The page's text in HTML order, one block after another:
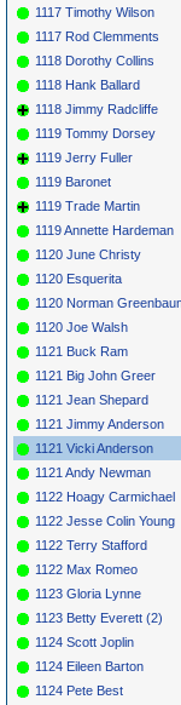
1117 Timothy Wilson
1117 Rod Clemments
1118 Dorothy Collins
1118 Hank Ballard
1118 Jimmy Radcliffe
1119 Tommy Dorsey
1119 Jerry Fuller
1119 Baronet
1119 Trade Martin
1119 Annette Hardeman
1120 June Christy
1120 Esquerita
1120 Norman
1120 Joe Walsh
1121 Buck Ram
1121 Big John Greer
1121 Jean Shepard
1121 Jimmy Anderson
1121 Vicki Anderson
1121 Andy Newman
1122 Hoagy Carmichael
1122 Jesse Colin Young
1122 Terry Stafford
1122 Max Romeo
1123 Gloria Lynne
1123 Betty Everett (2)
1124 Scott Joplin
1124 Eileen Barton
1124 Pete Best